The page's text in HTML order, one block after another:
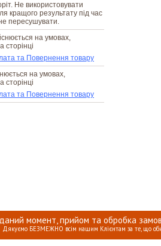
момент, прийом та обробка
Дякуємо БЕЗМЕЖНО всім нашим Клієнтам за те, що
Не використовувати
кращого результату під час
пересушувати.
на умовах,
сторінці
та Повернення товару
на умовах,
сторінці
та Повернення товару